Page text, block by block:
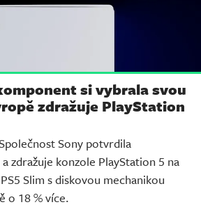
si vybrala svou
zdražuje PlayStation
Sony potvrdila
zdražuje konzole PlayStation 5 na
Slim s diskovou mechanikou
o 18 % více.